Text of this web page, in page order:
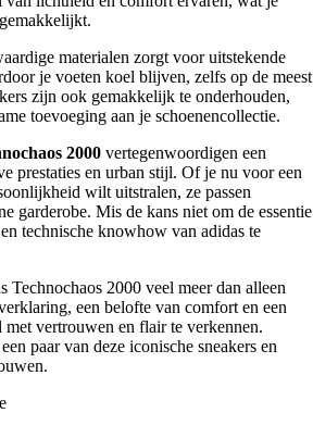
materialen zorgt voor uitstekende
je voeten koel blijven, zelfs op de meest
zijn ook gemakkelijk te onderhouden,
toevoeging aan je schoenencollectie.
2000 vertegenwoordigen een
prestaties en urban stijl. Of je nu voor een
wilt uitstralen, ze passen
garderobe. Mis de kans niet om de essentie
technische knowhow van adidas te
Technochaos 2000 veel meer dan alleen
een belofte van comfort en een
vertrouwen en flair te verkennen.
paar van deze iconische sneakers en